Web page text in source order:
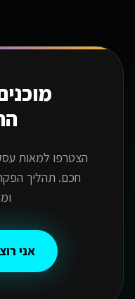
הצטרפו למאות
חכם. תהליך
אני